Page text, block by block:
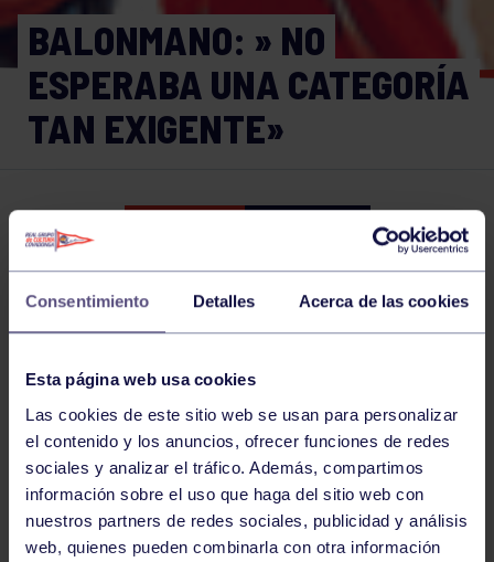
Consentimiento Detalles Acerca de las cookies
Esta página web usa cookies
Las cookies de este sitio web se usan para personalizar
el contenido y los anuncios, ofrecer funciones de redes
sociales y analizar el tráfico. Además, compartimos
información sobre el uso que haga del sitio web con
nuestros partners de redes sociales, publicidad y análisis
web, quienes pueden combinarla con otra información
BALONMANO: » NO
ESPERABA UNA CATEGORÍA
TAN EXIGENTE»
Balonmano 29 SEP 2015